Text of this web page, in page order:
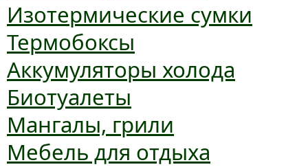
Изотермические сумки
Термобоксы
Аккумуляторы холода
Биотуалеты
Мангалы, грили
Мебель для отдыха